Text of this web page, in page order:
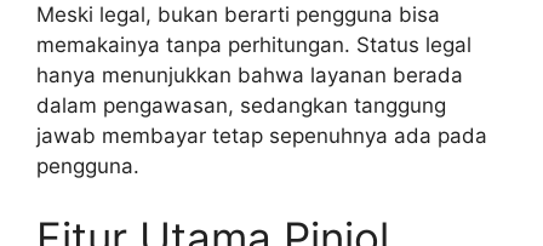
Meski legal, bukan berarti pengguna bisa
memakainya tanpa perhitungan. Status legal
hanya menunjukkan bahwa layanan berada
dalam pengawasan, sedangkan tanggung
jawab membayar tetap sepenuhnya ada pada
pengguna.